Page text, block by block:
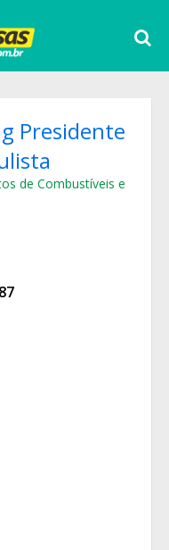
Presidente
de Combustíveis e